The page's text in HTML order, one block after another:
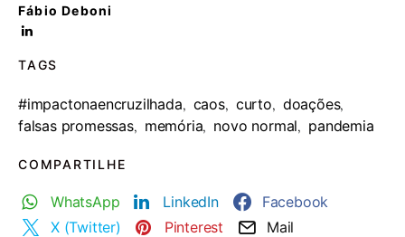
Fábio Deboni
TAGS
#impactonaencruzilhada, caos, curto, doações,
falsas promessas, memória, novo normal, pandemia
COMPARTILHE
WhatsApp LinkedIn
Facebook
X (Twitter)
Pinterest
Mail